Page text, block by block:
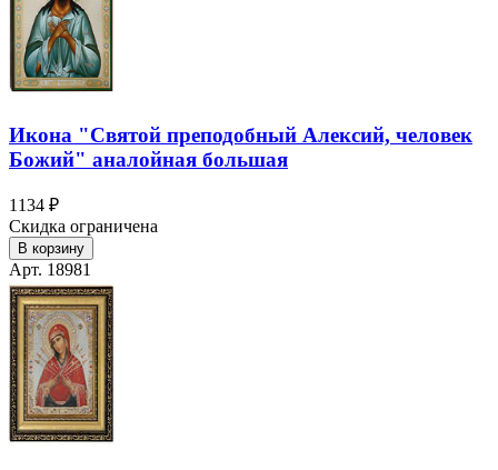
Икона "Святой преподобный Алексий, человек
Божий" аналойная большая
1134 ₽
Скидка ограничена
В корзину
Арт. 18981